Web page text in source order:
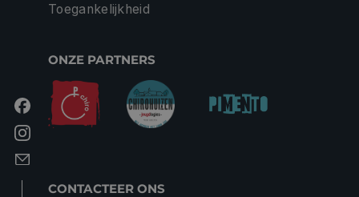
Toegankelijkheid
ONZE PARTNERS
CONTACTEER ONS